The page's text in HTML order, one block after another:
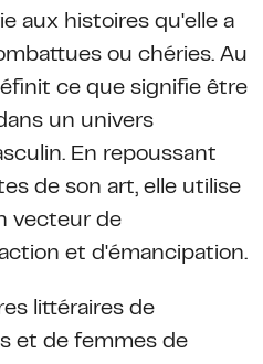
aux histoires qu'elle a
ou chéries. Au
ce que signifie être
un univers
En repoussant
de son art, elle utilise
vecteur de
et d'émancipation.
littéraires de
et de femmes de